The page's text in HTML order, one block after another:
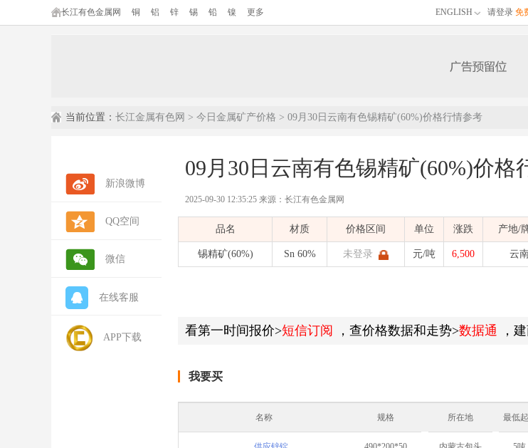
长江有色金属网 铜 铝 锌 锡 铅 镍 更多 ENGLISH 请登录 免
当前位置： 长江金属有色网 > 今日金属矿产价格 > 09月30日云南有色锡精矿(60%)价格行情参考
新浪微博
QQ空间
微信
在线客服
APP下载
09月30日云南有色锡精矿(60%)价格
2025-09-30 12:35:25 来源：长江有色金属网
品名 材质 价格区间 单位 涨跌 产地/
锡精矿(60%) Sn 60% 未登录 元/吨 6,500 云
看第一时间报价>短信订阅 ，查价格数据和走势>数据通 ，
我要买
名称 规格 所在地 最低